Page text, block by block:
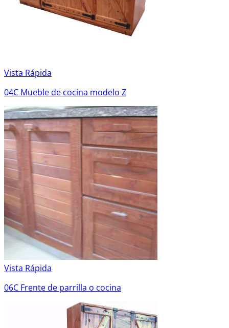
Vista Rápida
04C Mueble de cocina modelo Z
Vista Rápida
06C Frente de parrilla o cocina